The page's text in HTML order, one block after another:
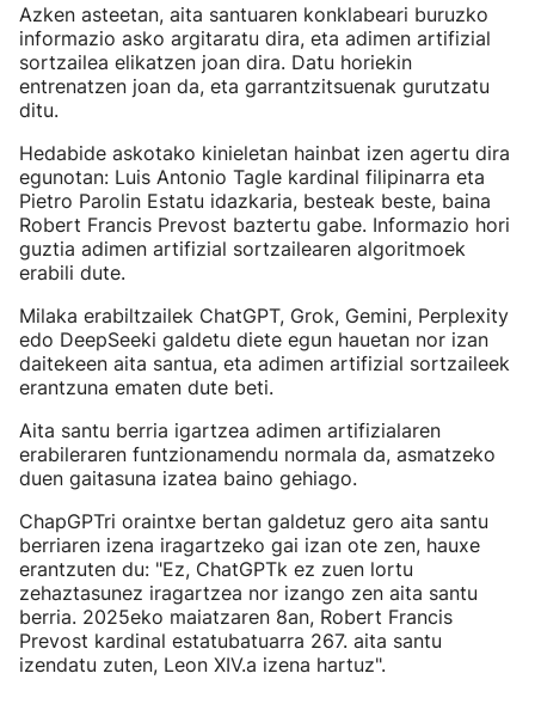
Azken asteetan, aita santuaren konklabeari buruzko
informazio asko argitaratu dira, eta adimen artifizial
sortzailea elikatzen joan dira. Datu horiekin
entrenatzen joan da, eta garrantzitsuenak gurutzatu
ditu.
Hedabide askotako kinieletan hainbat izen agertu dira
egunotan: Luis Antonio Tagle kardinal filipinarra eta
Pietro Parolin Estatu idazkaria, besteak beste, baina
Robert Francis Prevost baztertu gabe. Informazio hori
guztia adimen artifizial sortzailearen algoritmoek
erabili dute.
Milaka erabiltzailek ChatGPT, Grok, Gemini, Perplexity
edo DeepSeeki galdetu diete egun hauetan nor izan
daitekeen aita santua, eta adimen artifizial sortzaileek
erantzuna ematen dute beti.
Aita santu berria igartzea adimen artifizialaren
erabileraren funtzionamendu normala da, asmatzeko
duen gaitasuna izatea baino gehiago.
ChapGPTri oraintxe bertan galdetuz gero aita santu
berriaren izena iragartzeko gai izan ote zen, hauxe
erantzuten du: "Ez, ChatGPTk ez zuen lortu
zehaztasunez iragartzea nor izango zen aita santu
berria. 2025eko maiatzaren 8an, Robert Francis
Prevost kardinal estatubatuarra 267. aita santu
izendatu zuten, Leon XIV.a izena hartuz".